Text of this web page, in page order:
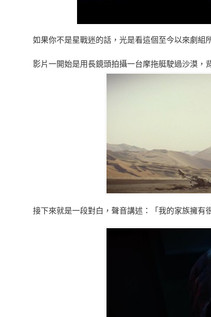
如果你不是星戰迷的話，光是看這個至今以來劇組
影片一開始是用長鏡頭拍攝一台摩拖艇駛過沙漠，
接下來就是一段對白，聲音講述：「我的家族擁有